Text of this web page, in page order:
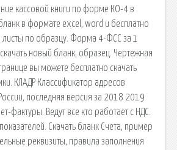
кассовой книги по форме КО-4 в
в формате excel, word и бесплатно
листы по образцу. Форма 4-ФСС за 1
новый бланк, образец. Чертежная
вы можете бесплатно скачать
КЛАДР Классификатор адресов
последняя версия за 2018 2019
фактуры. Ведут все кто работает с НДС.
Скачать бланк Счета, пример
реквизиты, правила заполнения